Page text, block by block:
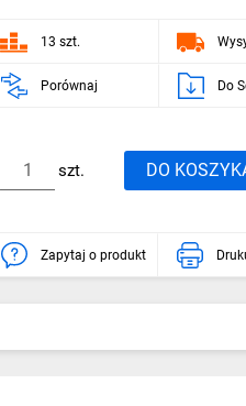
13 szt.
Porównaj Do
szt. DO
Zapytaj o produkt